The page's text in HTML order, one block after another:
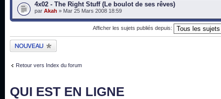
4x02 - The Right Stuff (Le boulot de ses rêves)
par Akah » Mar 25 Mars 2008 18:59
Afficher les sujets publiés depuis:
Publier un nouveau
sujet
Retour vers Index du forum
QUI EST EN LIGNE